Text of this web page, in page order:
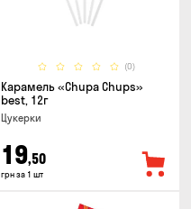
(0)
Карамель «Chupa Chups»
best, 12г
Цукерки
19,50
грн за 1 шт